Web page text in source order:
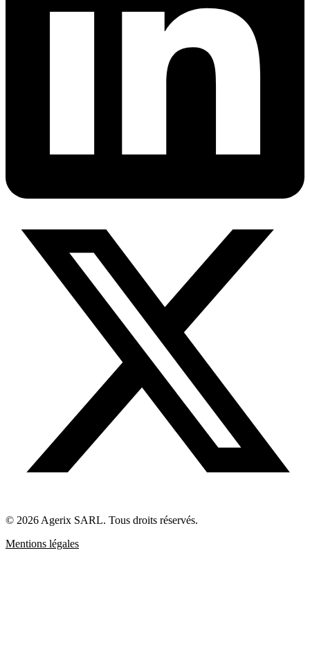
© 2026 Agerix SARL. Tous droits réservés.
Mentions légales